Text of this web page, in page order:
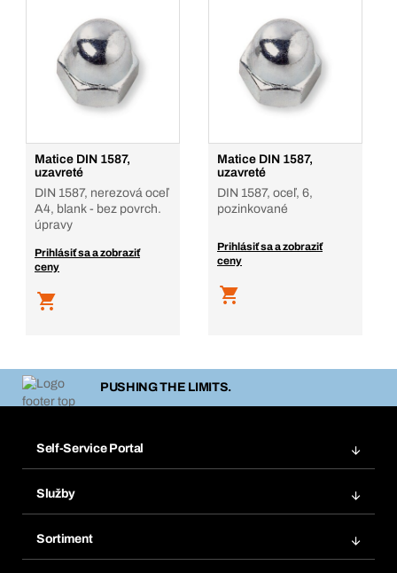
Matice DIN 1587,
uzavreté
DIN 1587, nerezová oceľ
A4, blank - bez povrch.
úpravy
Prihlásiť sa a zobraziť
ceny
Matice DIN 1587,
uzavreté
DIN 1587, oceľ, 6,
pozinkované
Prihlásiť sa a zobraziť
ceny
PUSHING THE LIMITS.
Self-Service Portal
Obľúbené
Opakované objednávky
Služby
Sortiment